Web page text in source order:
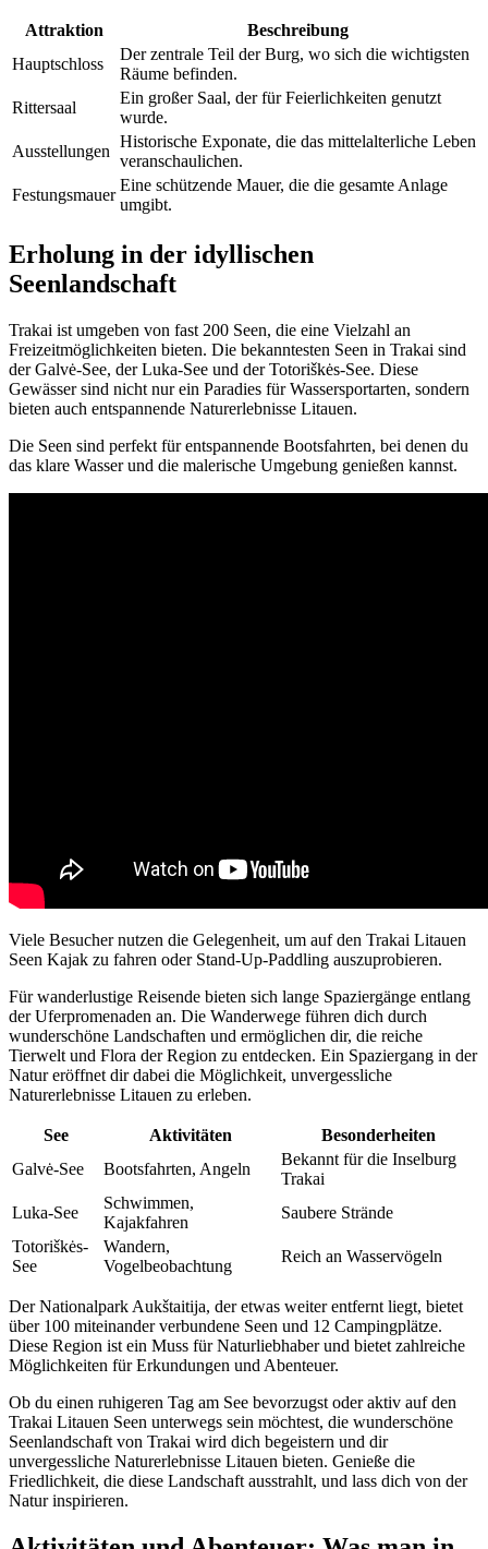
Attraktion
Beschreibung
Hauptschloss
Der zentrale Teil der Burg, wo sich die wichtigsten
Räume befinden.
Rittersaal
Ein großer Saal, der für Feierlichkeiten genutzt
wurde.
Ausstellungen
Historische Exponate, die das mittelalterliche Leben
veranschaulichen.
Festungsmauer
Eine schützende Mauer, die die gesamte Anlage
umgibt.
Erholung in der idyllischen
Seenlandschaft
Trakai ist umgeben von fast 200 Seen, die eine Vielzahl an
Freizeitmöglichkeiten bieten. Die bekanntesten Seen in Trakai sind
der Galvė-See, der Luka-See und der Totoriškės-See. Diese
Gewässer sind nicht nur ein Paradies für Wassersportarten, sondern
bieten auch entspannende Naturerlebnisse Litauen.
Die Seen sind perfekt für entspannende Bootsfahrten, bei denen du
das klare Wasser und die malerische Umgebung genießen kannst.
Viele Besucher nutzen die Gelegenheit, um auf den Trakai Litauen
Seen Kajak zu fahren oder Stand-Up-Paddling auszuprobieren.
Für wanderlustige Reisende bieten sich lange Spaziergänge entlang
der Uferpromenaden an. Die Wanderwege führen dich durch
wunderschöne Landschaften und ermöglichen dir, die reiche
Tierwelt und Flora der Region zu entdecken. Ein Spaziergang in der
Natur eröffnet dir dabei die Möglichkeit, unvergessliche
Naturerlebnisse Litauen zu erleben.
See Aktivitäten
Besonderheiten
Galvė-See
Bootsfahrten, Angeln
Bekannt für die Inselburg
Trakai
Luka-See
Schwimmen,
Kajakfahren
Saubere Strände
Totoriškės-
See
Wandern,
Vogelbeobachtung
Reich an Wasservögeln
Der Nationalpark Aukštaitija, der etwas weiter entfernt liegt, bietet
über 100 miteinander verbundene Seen und 12 Campingplätze.
Diese Region ist ein Muss für Naturliebhaber und bietet zahlreiche
Möglichkeiten für Erkundungen und Abenteuer.
Ob du einen ruhigeren Tag am See bevorzugst oder aktiv auf den
Trakai Litauen Seen unterwegs sein möchtest, die wunderschöne
Seenlandschaft von Trakai wird dich begeistern und dir
unvergessliche Naturerlebnisse Litauen bieten. Genieße die
Friedlichkeit, die diese Landschaft ausstrahlt, und lass dich von der
Natur inspirieren.